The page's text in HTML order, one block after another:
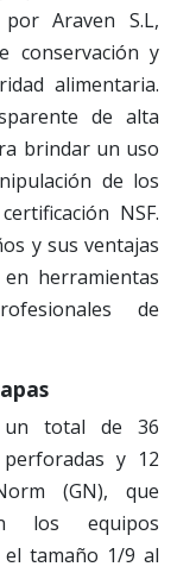
Araven S.L,
conservación y
alimentaria.
de alta
brindar un uso
de los
NSF.
y sus ventajas
herramientas
de
un total de 36
y 12
(GN), que
los equipos
el tamaño 1/9 al